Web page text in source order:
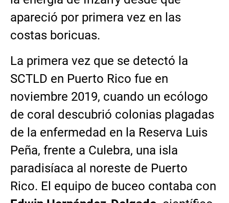
apareció por primera vez en las
costas boricuas.
La primera vez que se detectó la
SCTLD en Puerto Rico fue en
noviembre 2019, cuando un ecólogo
de coral descubrió colonias plagadas
de la enfermedad en la Reserva Luis
Peña, frente a Culebra, una isla
paradisíaca al noreste de Puerto
Rico. El equipo de buceo contaba con